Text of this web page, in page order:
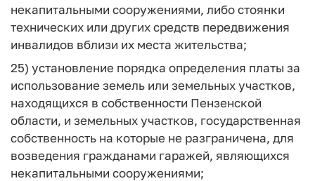
некапитальными сооружениями, либо стоянки
технических или других средств передвижения
инвалидов вблизи их места жительства;
25) установление порядка определения платы за
использование земель или земельных участков,
находящихся в собственности Пензенской
области, и земельных участков, государственная
собственность на которые не разграничена, для
возведения гражданами гаражей, являющихся
некапитальными сооружениями;